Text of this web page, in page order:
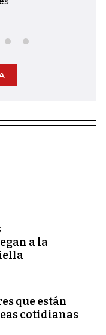
a la
que están
cotidianas